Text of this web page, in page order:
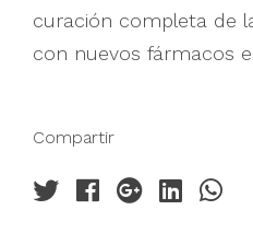
curación completa de
con nuevos fármacos
Compartir